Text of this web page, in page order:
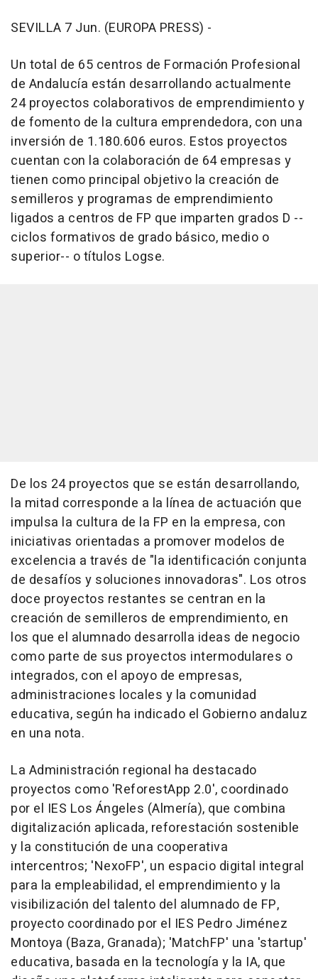
SEVILLA 7 Jun. (EUROPA PRESS) -
Un total de 65 centros de Formación Profesional
de Andalucía están desarrollando actualmente
24 proyectos colaborativos de emprendimiento y
de fomento de la cultura emprendedora, con una
inversión de 1.180.606 euros. Estos proyectos
cuentan con la colaboración de 64 empresas y
tienen como principal objetivo la creación de
semilleros y programas de emprendimiento
ligados a centros de FP que imparten grados D --
ciclos formativos de grado básico, medio o
superior-- o títulos Logse.
De los 24 proyectos que se están desarrollando,
la mitad corresponde a la línea de actuación que
impulsa la cultura de la FP en la empresa, con
iniciativas orientadas a promover modelos de
excelencia a través de "la identificación conjunta
de desafíos y soluciones innovadoras". Los otros
doce proyectos restantes se centran en la
creación de semilleros de emprendimiento, en
los que el alumnado desarrolla ideas de negocio
como parte de sus proyectos intermodulares o
integrados, con el apoyo de empresas,
administraciones locales y la comunidad
educativa, según ha indicado el Gobierno andaluz
en una nota.
La Administración regional ha destacado
proyectos como 'ReforestApp 2.0', coordinado
por el IES Los Ángeles (Almería), que combina
digitalización aplicada, reforestación sostenible
y la constitución de una cooperativa
intercentros; 'NexoFP', un espacio digital integral
para la empleabilidad, el emprendimiento y la
visibilización del talento del alumnado de FP,
proyecto coordinado por el IES Pedro Jiménez
Montoya (Baza, Granada); 'MatchFP' una 'startup'
educativa, basada en la tecnología y la IA, que